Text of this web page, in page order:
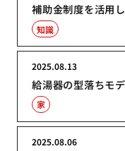
補助金制度を活用
知識
給湯器の型落ちモ
2025.08.13
家
2025.08.06